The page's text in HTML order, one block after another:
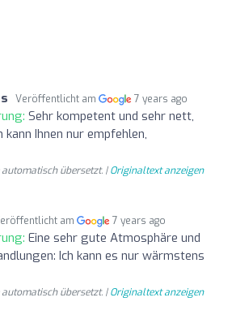
Veröffentlicht am 7 years ago
Sehr kompetent und sehr nett,
kann Ihnen nur empfehlen,
übersetzt. |Originaltext anzeigen
am 7 years ago
Eine sehr gute Atmosphäre und
Ich kann es nur wärmstens
übersetzt. |Originaltext anzeigen